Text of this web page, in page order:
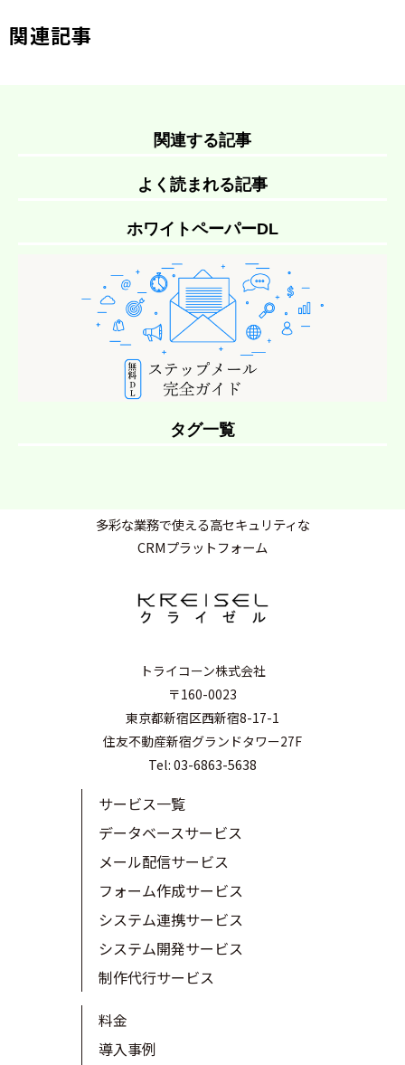
関連記事
関連する記事
よく読まれる記事
ホワイトペーパーDL
タグ一覧
多彩な業務で使える高セキュリティな
CRMプラットフォーム
トライコーン株式会社
〒160-0023
東京都新宿区西新宿8-17-1
住友不動産新宿グランドタワー27F
Tel: 03-6863-5638
サービス一覧
データベースサービス
メール配信サービス
フォーム作成サービス
システム連携サービス
システム開発サービス
制作代行サービス
料金
導入事例